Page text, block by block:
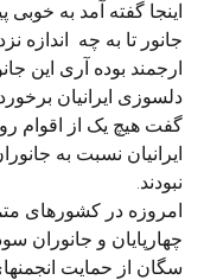
اینجا گفته آمد به خوبی
جانور تا به چه  اندازه
ارجمند بوده آری این
دلسوزی ایرانیان
گفت هیچ یک از اقوام
ایرانیان نسبت به
نبودند.
امروزه در کشورهای
چهارپایان و جانوران
سگان از حمایت